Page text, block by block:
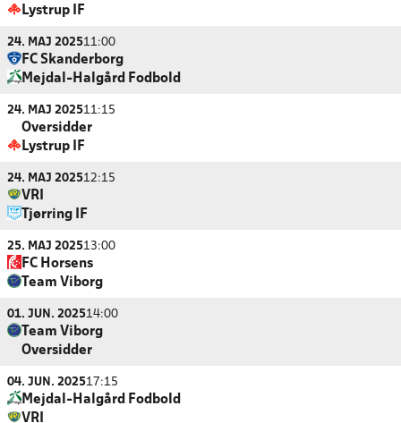
Lystrup IF
24. MAJ 202511:00
FC Skanderborg
Mejdal-Halgård Fodbold
24. MAJ 202511:15
Oversidder
Lystrup IF
24. MAJ 202512:15
VRI
Tjørring IF
25. MAJ 202513:00
FC Horsens
Team Viborg
01. JUN. 202514:00
Team Viborg
Oversidder
04. JUN. 202517:15
Mejdal-Halgård Fodbold
VRI